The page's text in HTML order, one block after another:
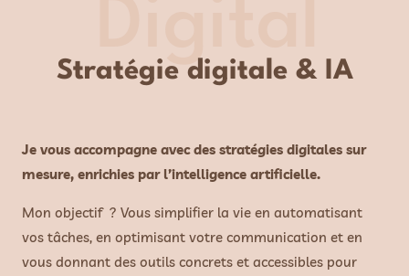
Stratégie digitale & IA
Je vous accompagne avec des stratégies digitales sur
mesure, enrichies par l’intelligence artificielle.
Mon objectif ? Vous simplifier la vie en automatisant
vos tâches, en optimisant votre communication et en
vous donnant des outils concrets et accessibles pour